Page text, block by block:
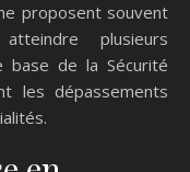
proposent souvent
plusieurs
de la Sécurité
les dépassements